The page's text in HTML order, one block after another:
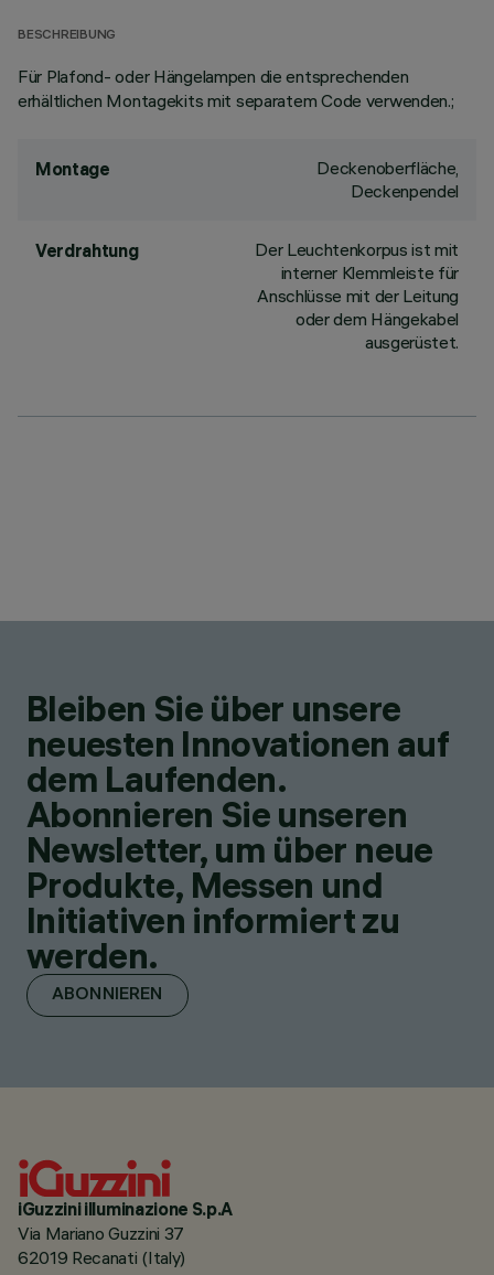
BESCHREIBUNG
Für Plafond- oder Hängelampen die entsprechenden
erhältlichen Montagekits mit separatem Code verwenden.;
Montage
Deckenoberfläche,
Deckenpendel
Verdrahtung
Der Leuchtenkorpus ist mit
interner Klemmleiste für
Anschlüsse mit der Leitung
oder dem Hängekabel
ausgerüstet.
Bleiben Sie über unsere
neuesten Innovationen auf
dem Laufenden.
Abonnieren Sie unseren
Newsletter, um über neue
Produkte, Messen und
Initiativen informiert zu
werden.
ABONNIEREN
iGuzzini illuminazione S.p.A
Via Mariano Guzzini 37
62019 Recanati (Italy)